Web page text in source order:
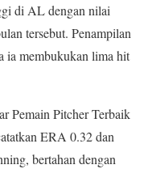
di AL dengan nilai
tersebut. Penampilan
ia membukukan lima hit
Pemain Pitcher Terbaik
ERA 0.32 dan
bertahan dengan